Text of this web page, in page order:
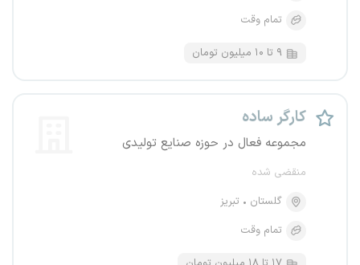
تمام وقت
۹ تا ۱۰ میلیون تومان
کارگر ساده
مجموعه فعال در حوزه صنایع تولیدی
منقضی شده
گلستان
تبریز
تمام وقت